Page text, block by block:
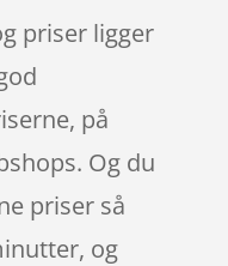
priser ligger
på
Og du
priser så
og